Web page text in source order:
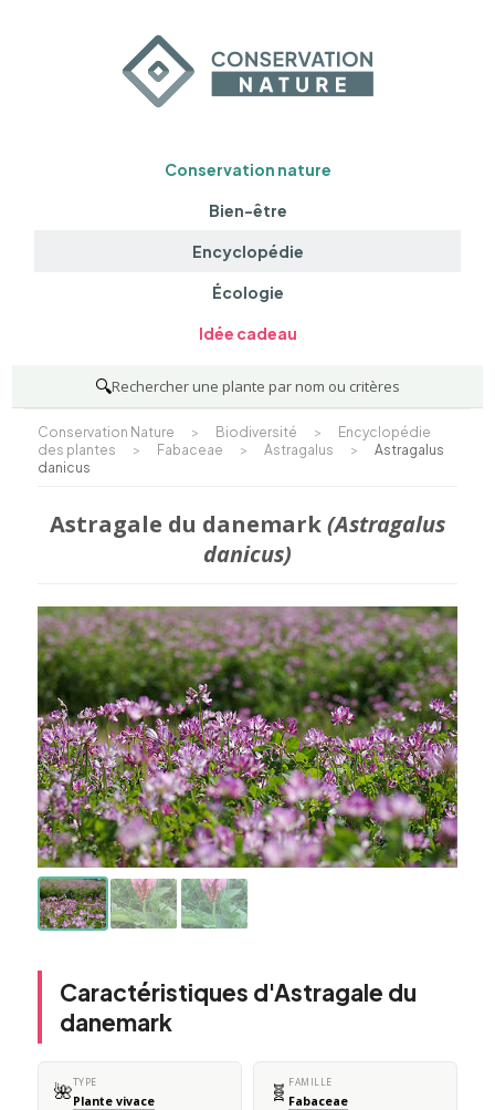
Conservation nature
Bien-être
Encyclopédie
Écologie
Idée cadeau
🔍Rechercher une plante par nom ou critères
Conservation Nature > Biodiversité >
Encyclopédie
des plantes
> Fabaceae > Astragalus >
Astragalus
danicus
Astragale du danemark(Astragalus
danicus)
Caractéristiques d'Astragale du
danemark
🌺TYPE
Plante vivace 🧬 FAMILLE
Fabaceae